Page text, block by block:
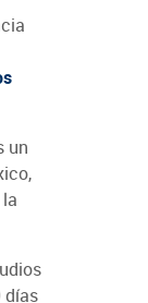
un
días